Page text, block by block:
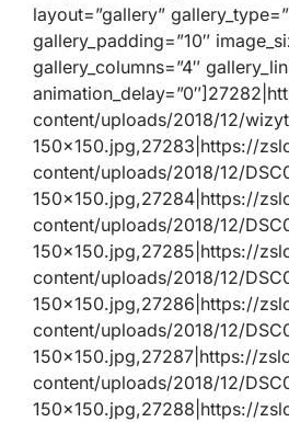
layout=”gallery”
gallery_padding=”10″
gallery_columns=”4″
content/uploads/2018/12/
150×150.jpg,27283|https://
content/uploads/2018/12/
150×150.jpg,27284|https://
content/uploads/2018/12/
150×150.jpg,27285|https://
content/uploads/2018/12/
150×150.jpg,27286|https://
content/uploads/2018/12/
150×150.jpg,27287|https://
content/uploads/2018/12/
150×150.jpg,27288|https://